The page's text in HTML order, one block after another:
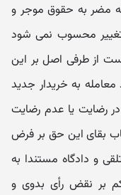
مضر به حقوق موجر و
محسوب نمی شود
از طرفی اصل بر این
به خریدار جدید
رضایت یا عدم رضایت
بقای این حق بر فرض
و دادگاه مستندا به
حکم بر نقض رأی بدوی و